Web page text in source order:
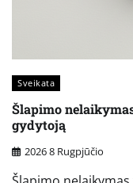
Sveikata
Šlapimo
gydytoją
2026 8 Rugpjūčio